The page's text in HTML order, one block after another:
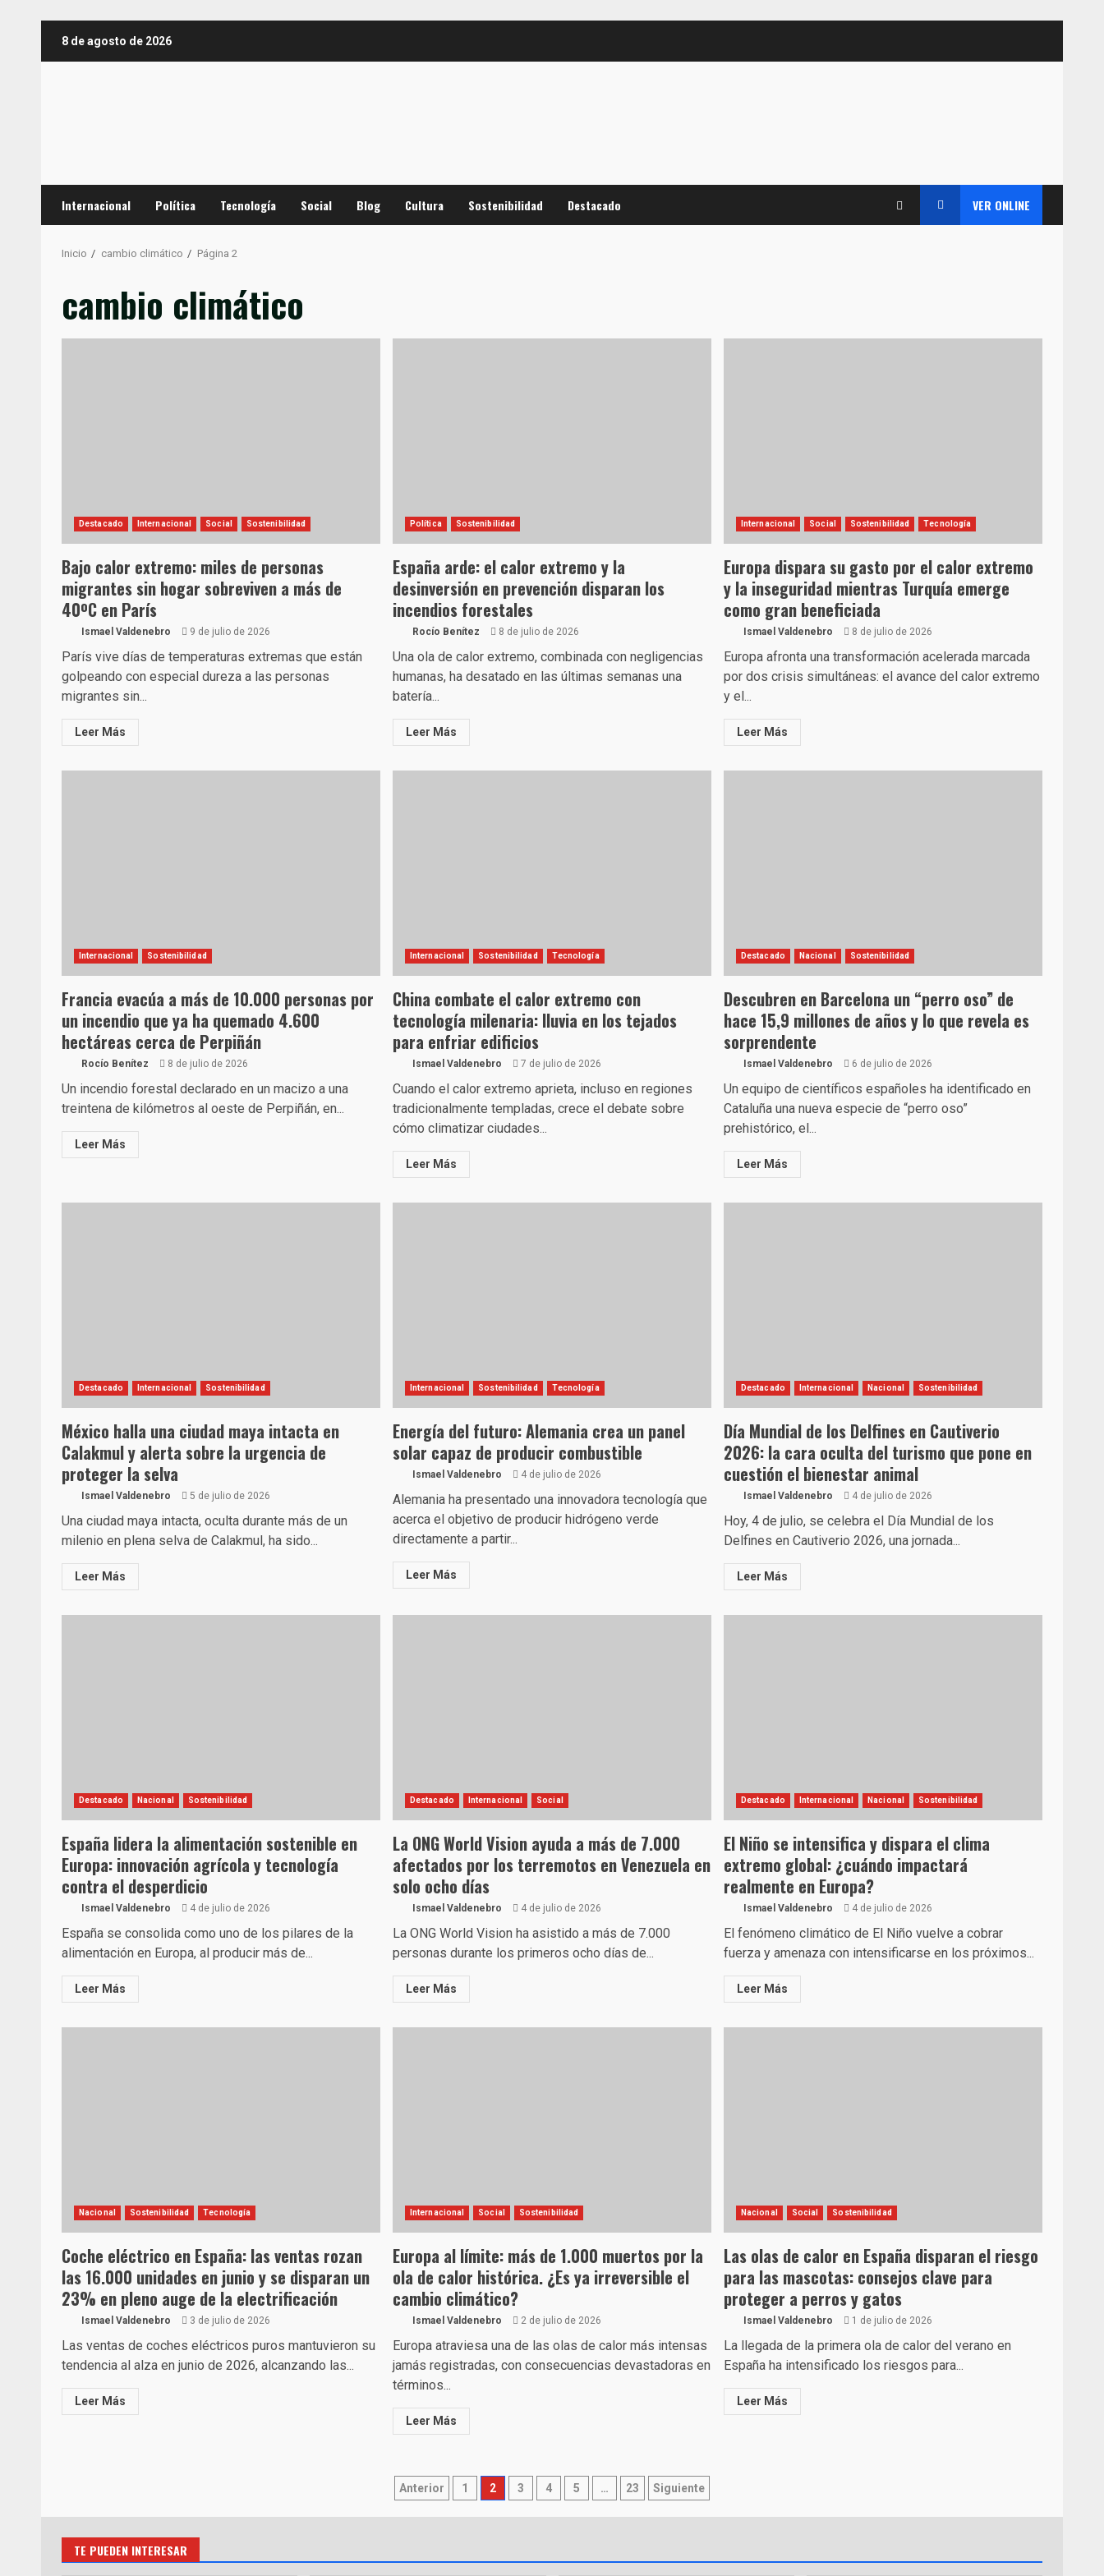
8 de agosto de 2026
Internacional Política Tecnología Social Blog Cultura Sostenibilidad Destacado VER ONLINE
Inicio cambio climático Página 2
cambio climático
Destacado Internacional Social Sostenibilidad
Bajo calor extremo: miles de personas
migrantes sin hogar sobreviven a más de
40ºC en París
Ismael Valdenebro 9 de julio de 2026
París vive días de temperaturas extremas que están
golpeando con especial dureza a las personas
migrantes sin...
Leer Más
Política Sostenibilidad
España arde: el calor extremo y la
desinversión en prevención disparan los
incendios forestales
Rocío Benítez 8 de julio de 2026
Una ola de calor extremo, combinada con negligencias
humanas, ha desatado en las últimas semanas una
batería...
Leer Más
Internacional Social Sostenibilidad Tecnología
Europa dispara su gasto por el calor extremo
y la inseguridad mientras Turquía emerge
como gran beneficiada
Ismael Valdenebro 8 de julio de 2026
Europa afronta una transformación acelerada marcada
por dos crisis simultáneas: el avance del calor extremo
y el...
Leer Más
Internacional Sostenibilidad
Francia evacúa a más de 10.000 personas por
un incendio que ya ha quemado 4.600
hectáreas cerca de Perpiñán
Rocío Benítez 8 de julio de 2026
Un incendio forestal declarado en un macizo a una
treintena de kilómetros al oeste de Perpiñán, en...
Leer Más
Internacional Sostenibilidad Tecnología
China combate el calor extremo con
tecnología milenaria: lluvia en los tejados
para enfriar edificios
Ismael Valdenebro 7 de julio de 2026
Cuando el calor extremo aprieta, incluso en regiones
tradicionalmente templadas, crece el debate sobre
cómo climatizar ciudades...
Leer Más
Destacado Nacional Sostenibilidad
Descubren en Barcelona un “perro oso” de
hace 15,9 millones de años y lo que revela es
sorprendente
Ismael Valdenebro 6 de julio de 2026
Un equipo de científicos españoles ha identificado en
Cataluña una nueva especie de “perro oso”
prehistórico, el...
Leer Más
Destacado Internacional Sostenibilidad
México halla una ciudad maya intacta en
Calakmul y alerta sobre la urgencia de
proteger la selva
Ismael Valdenebro 5 de julio de 2026
Una ciudad maya intacta, oculta durante más de un
milenio en plena selva de Calakmul, ha sido...
Leer Más
Internacional Sostenibilidad Tecnología
Energía del futuro: Alemania crea un panel
solar capaz de producir combustible
Ismael Valdenebro 4 de julio de 2026
Alemania ha presentado una innovadora tecnología que
acerca el objetivo de producir hidrógeno verde
directamente a partir...
Leer Más
Destacado Internacional Nacional Sostenibilidad
Día Mundial de los Delfines en Cautiverio
2026: la cara oculta del turismo que pone en
cuestión el bienestar animal
Ismael Valdenebro 4 de julio de 2026
Hoy, 4 de julio, se celebra el Día Mundial de los
Delfines en Cautiverio 2026, una jornada...
Leer Más
Destacado Nacional Sostenibilidad
España lidera la alimentación sostenible en
Europa: innovación agrícola y tecnología
contra el desperdicio
Ismael Valdenebro 4 de julio de 2026
España se consolida como uno de los pilares de la
alimentación en Europa, al producir más de...
Leer Más
Destacado Internacional Social
La ONG World Vision ayuda a más de 7.000
afectados por los terremotos en Venezuela en
solo ocho días
Ismael Valdenebro 4 de julio de 2026
La ONG World Vision ha asistido a más de 7.000
personas durante los primeros ocho días de...
Leer Más
Destacado Internacional Nacional Sostenibilidad
El Niño se intensifica y dispara el clima
extremo global: ¿cuándo impactará
realmente en Europa?
Ismael Valdenebro 4 de julio de 2026
El fenómeno climático de El Niño vuelve a cobrar
fuerza y amenaza con intensificarse en los próximos...
Leer Más
Nacional Sostenibilidad Tecnología
Coche eléctrico en España: las ventas rozan
las 16.000 unidades en junio y se disparan un
23% en pleno auge de la electrificación
Ismael Valdenebro 3 de julio de 2026
Las ventas de coches eléctricos puros mantuvieron su
tendencia al alza en junio de 2026, alcanzando las...
Leer Más
Internacional Social Sostenibilidad
Europa al límite: más de 1.000 muertos por la
ola de calor histórica. ¿Es ya irreversible el
cambio climático?
Ismael Valdenebro 2 de julio de 2026
Europa atraviesa una de las olas de calor más intensas
jamás registradas, con consecuencias devastadoras en
términos...
Leer Más
Nacional Social Sostenibilidad
Las olas de calor en España disparan el riesgo
para las mascotas: consejos clave para
proteger a perros y gatos
Ismael Valdenebro 1 de julio de 2026
La llegada de la primera ola de calor del verano en
España ha intensificado los riesgos para...
Leer Más
Paginación
de
entradas
Anterior 1 2 3 4 5 … 23 Siguiente
TE PUEDEN INTERESAR